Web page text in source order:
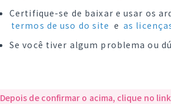
Certifique-se de baixar e usar os
termos de uso do site e as
Se você tiver algum problema ou
Depois de confirmar o acima, clique no